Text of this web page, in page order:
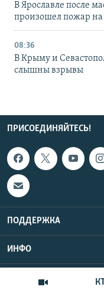
В Ярославле после
произошел пожар
08:36
В Крыму и
слышны взрывы
ПРИСОЕДИНЯЙТЕСЬ!
ПОДДЕРЖКА
ИНФО
Copyright
UTC+3